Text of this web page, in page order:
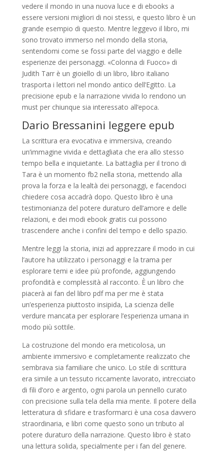
vedere il mondo in una nuova luce e di ebooks a
essere versioni migliori di noi stessi, e questo libro è un
grande esempio di questo. Mentre leggevo il libro, mi
sono trovato immerso nel mondo della storia,
sentendomi come se fossi parte del viaggio e delle
esperienze dei personaggi. «Colonna di Fuoco» di
Judith Tarr è un gioiello di un libro, libro italiano
trasporta i lettori nel mondo antico dell’Egitto. La
precisione epub e la narrazione vivida lo rendono un
must per chiunque sia interessato all’epoca.
Dario Bressanini leggere epub
La scrittura era evocativa e immersiva, creando
un’immagine vivida e dettagliata che era allo stesso
tempo bella e inquietante. La battaglia per il trono di
Tara è un momento fb2 nella storia, mettendo alla
prova la forza e la lealtà dei personaggi, e facendoci
chiedere cosa accadrà dopo. Questo libro è una
testimonianza del potere duraturo dell’amore e delle
relazioni, e dei modi ebook gratis cui possono
trascendere anche i confini del tempo e dello spazio.
Mentre leggi la storia, inizi ad apprezzare il modo in cui
l’autore ha utilizzato i personaggi e la trama per
esplorare temi e idee più profonde, aggiungendo
profondità e complessità al racconto. È un libro che
piacerà ai fan del libro pdf ma per me è stata
un’esperienza piuttosto insipida, La scienza delle
verdure mancata per esplorare l’esperienza umana in
modo più sottile.
La costruzione del mondo era meticolosa, un
ambiente immersivo e completamente realizzato che
sembrava sia familiare che unico. Lo stile di scrittura
era simile a un tessuto riccamente lavorato, intrecciato
di fili d’oro e argento, ogni parola un pennello curato
con precisione sulla tela della mia mente. Il potere della
letteratura di sfidare e trasformarci è una cosa davvero
straordinaria, e libri come questo sono un tributo al
potere duraturo della narrazione. Questo libro è stato
una lettura solida, specialmente per i fan del genere.